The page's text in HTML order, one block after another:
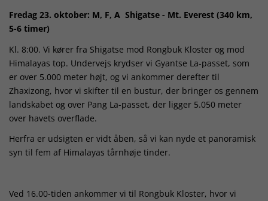
Fredag 23. oktober: M, F, A Shigatse - Mt. Everest (340 km,
5-6 timer)
Kl. 8:00. Vi kører fra Shigatse mod Rongbuk Kloster og mod
Himalayas top. Undervejs krydser vi Gyantse La-passet, som
er over 5.000 meter højt, og vi ankommer derefter til
Zhaxizong, hvor vi skifter til en bustur, der bringer os gennem
landskabet og over Pang La-passet, der ligger 5.050 meter
over havets overflade.
Herfra er udsigten er vidt åben, så vi kan nyde et panoramisk
syn til fem af Himalayas tårnhøje tinder.
Ved 16.00-tiden ankommer vi til Rongbuk Kloster, hvor vi